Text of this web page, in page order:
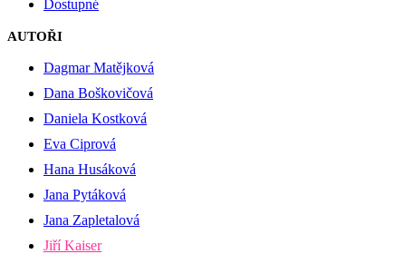
Dostupné
AUTOŘI
Dagmar Matějková
Dana Boškovičová
Daniela Kostková
Eva Ciprová
Hana Husáková
Jana Pytáková
Jana Zapletalová
Jiří Kaiser